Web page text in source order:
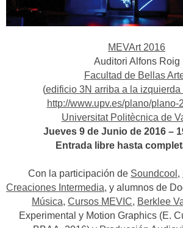
MEVArt 2016
Auditori Alfons Roig
Facultad de Bellas
(edificio 3N arriba a la izquierda
http://www.upv.es/plano/plano-
Universitat Politècnica de
Jueves 9 de Junio de 2016 –
Entrada libre hasta
Con la participación de Soundcool ,
Creaciones Intermedia, y alumnos de
Música, Cursos MEVIC, Berklee
Experimental y Motion Graphics (E.